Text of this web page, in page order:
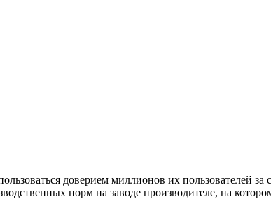
доверием миллионов их пользователей за
норм на заводе производителе, на